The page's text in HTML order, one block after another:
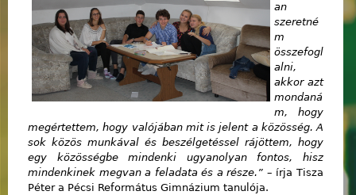
an
szeretné
m
összefogl
alni,
akkor azt
mondaná
m, hogy
megértettem, hogy valójában mit is jelent a közösség. A
sok közös munkával és beszélgetéssel rájöttem, hogy
egy közösségbe mindenki ugyanolyan fontos, hisz
mindenkinek megvan a feladata és a része.” – írja Tisza
Péter a Pécsi Református Gimnázium tanulója.